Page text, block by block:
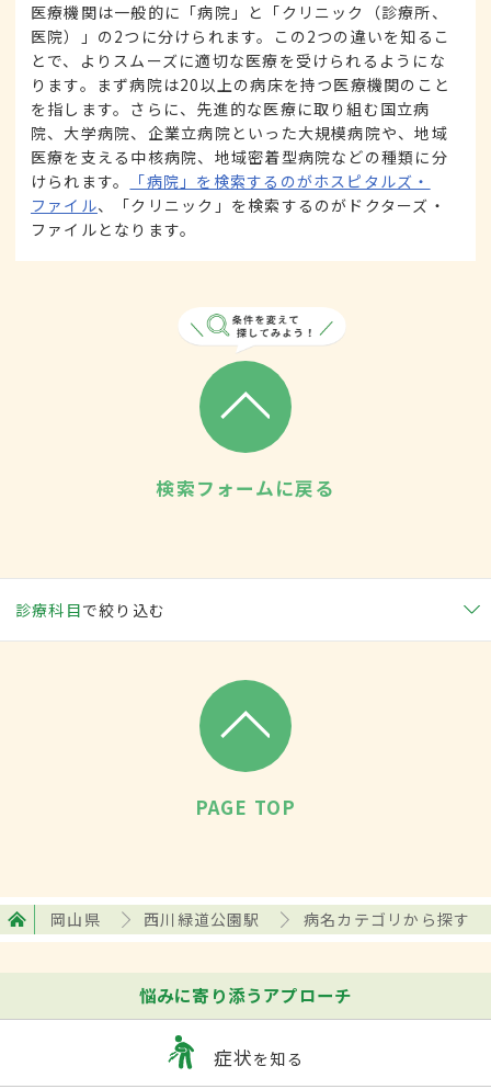
医療機関は一般的に「病院」と「クリニック（診療所、
医院）」の2つに分けられます。この2つの違いを知るこ
とで、よりスムーズに適切な医療を受けられるようにな
ります。まず病院は20以上の病床を持つ医療機関のこと
を指します。さらに、先進的な医療に取り組む国立病
院、大学病院、企業立病院といった大規模病院や、地域
医療を支える中核病院、地域密着型病院などの種類に分
けられます。
「病院」を検索するのがホスピタルズ・
ファイル、「クリニック」を検索するのがドクターズ・
ファイルとなります。
検索フォームに戻る
診療科目で絞り込む
PAGE TOP
岡山県 西川緑道公園駅 病名カテゴリから探す
悩みに寄り添うアプローチ
症状を知る